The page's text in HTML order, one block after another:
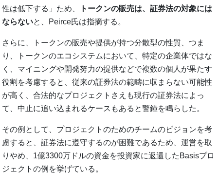
性は低下する」ため、
トークンの販売は、証券法の対象には
ならないと、Peirce氏は指摘する。
さらに、トークンの販売や提供が持つ分散型の性質、つま
り、トークンのエコシステムにおいて、特定の企業体ではな
く、マイニングや開発努力の提供などで複数の個人が果たす
役割を考慮すると、従来の証券法の範疇に収まらない可能性
が高く、合法的なプロジェクトさえも現行の証券法によっ
て、中止に追い込まれるケースもあると警鐘を鳴らした。
その例として、プロジェクトのためのチームのビジョンを考
慮すると、証券法に遵守するのが困難であるため、運営を取
りやめ、1億3300万ドルの資金を投資家に返還したBasisプロ
ジェクトの例を挙げている。